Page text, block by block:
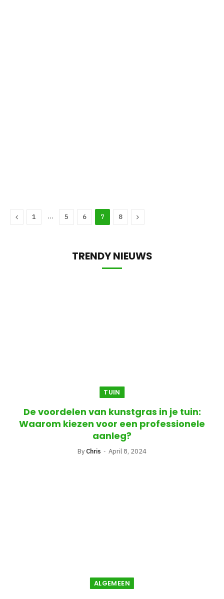
Previous
1 … 5 6 7 8 Next
TRENDY NIEUWS
TUIN
De voordelen van kunstgras in je tuin:
Waarom kiezen voor een professionele
aanleg?
By Chris April 8, 2024
ALGEMEEN